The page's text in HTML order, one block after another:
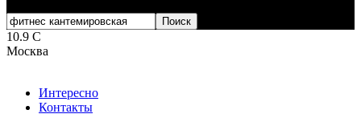
10.9 C
Москва
Интересно
Контакты